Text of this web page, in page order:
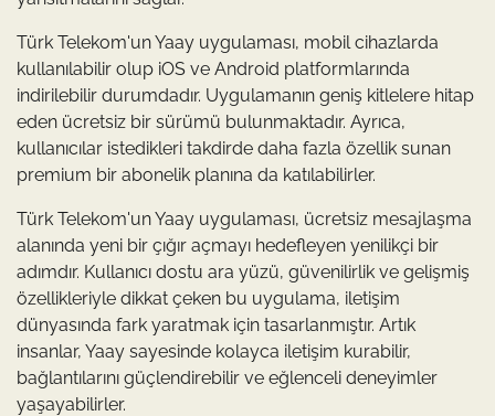
Türk Telekom'un Yaay uygulaması, mobil cihazlarda
kullanılabilir olup iOS ve Android platformlarında
indirilebilir durumdadır. Uygulamanın geniş kitlelere hitap
eden ücretsiz bir sürümü bulunmaktadır. Ayrıca,
kullanıcılar istedikleri takdirde daha fazla özellik sunan
premium bir abonelik planına da katılabilirler.
Türk Telekom'un Yaay uygulaması, ücretsiz mesajlaşma
alanında yeni bir çığır açmayı hedefleyen yenilikçi bir
adımdır. Kullanıcı dostu ara yüzü, güvenilirlik ve gelişmiş
özellikleriyle dikkat çeken bu uygulama, iletişim
dünyasında fark yaratmak için tasarlanmıştır. Artık
insanlar, Yaay sayesinde kolayca iletişim kurabilir,
bağlantılarını güçlendirebilir ve eğlenceli deneyimler
yaşayabilirler.